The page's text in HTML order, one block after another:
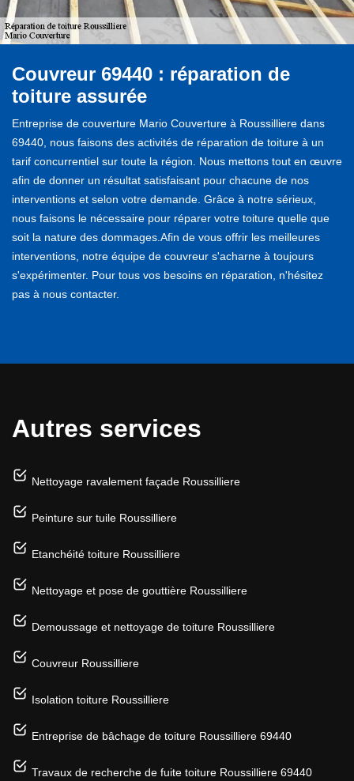
Couvreur 69440 : réparation de
toiture assurée
Entreprise de couverture Mario Couverture à Roussilliere dans
69440, nous faisons des activités de réparation de toiture à un
tarif concurrentiel sur toute la région. Nous mettons tout en œuvre
afin de donner un résultat satisfaisant pour chacune de nos
interventions et selon votre demande. Grâce à notre sérieux,
nous faisons le nécessaire pour réparer votre toiture quelle que
soit la nature des dommages.Afin de vous offrir les meilleures
interventions, notre équipe de couvreur s'acharne à toujours
s'expérimenter. Pour tous vos besoins en réparation, n'hésitez
pas à nous contacter.
Autres services
Nettoyage ravalement façade Roussilliere
Peinture sur tuile Roussilliere
Etanchéité toiture Roussilliere
Nettoyage et pose de gouttière Roussilliere
Demoussage et nettoyage de toiture Roussilliere
Couvreur Roussilliere
Isolation toiture Roussilliere
Entreprise de bâchage de toiture Roussilliere 69440
Travaux de recherche de fuite toiture Roussilliere 69440